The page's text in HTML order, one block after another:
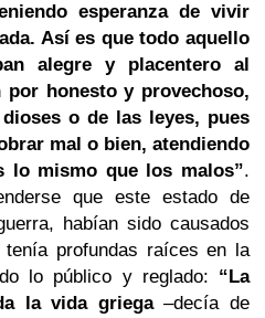
esperanza de vivir
Así es que todo aquello
alegre y placentero al
honesto y provechoso,
o de las leyes, pues
mal o bien, atendiendo
lo mismo que los malos”.
que este estado de
habían sido causados
profundas raíces en la
lo público y reglado: “La
la vida griega–decía de